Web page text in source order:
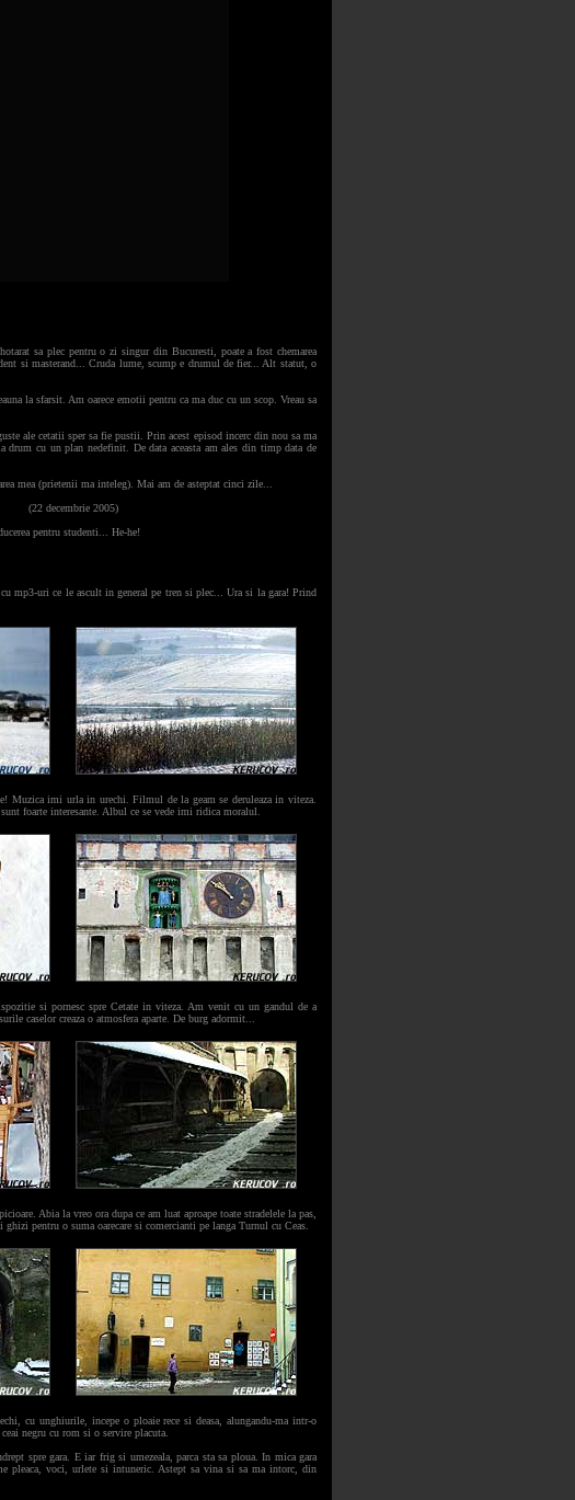
sa plec pentru o zi singur din Bucuresti, poate a fost chemarea
si masterand... Cruda lume, scump e drumul de fier... Alt statut, o
la sfarsit. Am oarece emotii pentru ca ma duc cu un scop. Vreau sa
ale cetatii sper sa fie pustii. Prin acest episod incerc din nou sa ma
cu un plan nedefinit. De data aceasta am ales din timp data de
mea (prietenii ma inteleg). Mai am de asteptat cinci zile...
pentru studenti... He-he!
mp3-uri ce le ascult in general pe tren si plec... Ura si la gara! Prind
Muzica imi urla in urechi. Filmul de la geam se deruleaza in viteza.
foarte interesante. Albul ce se vede imi ridica moralul.
si pornesc spre Cetate in viteza. Am venit cu un gandul de a
caselor creaza o atmosfera aparte. De burg adormit...
Abia la vreo ora dupa ce am luat aproape toate stradelele la pas,
pentru o suma oarecare si comercianti pe langa Turnul cu Ceas.
cu unghiurile, incepe o ploaie rece si deasa, alungandu-ma intr-o
negru cu rom si o servire placuta.
spre gara. E iar frig si umezeala, parca sta sa ploua. In mica gara
pleaca, voci, urlete si intuneric. Astept sa vina si sa ma intorc, din